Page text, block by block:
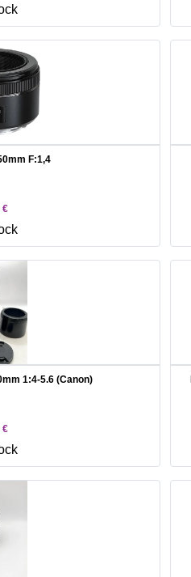
F:1,4
€
1:4-5.6 (Canon)
€